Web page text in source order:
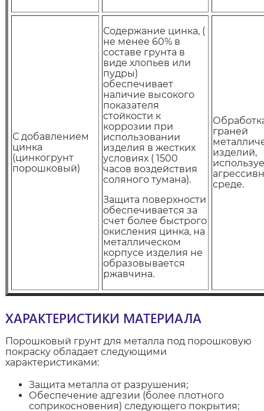
С добавлением
цинка
(цинкогрунт
порошковый)
Содержание цинка, (
не менее 60% в
составе грунта в
виде хлопьев или
пудры)
обеспечивает
наличие высокого
показателя
стойкости к
коррозии при
использовании
изделия в жестких
условиях ( 1500
часов воздействия
соляного тумана).
Защита поверхности
обеспечивается за
счет более быстрого
окисления цинка, на
металлическом
корпусе изделия не
образовывается
ржавчина.
граней
изделий,
среде.
ХАРАКТЕРИСТИКИ МАТЕРИАЛА
Порошковый грунт для металла под порошковую
покраску обладает следующими
характеристиками:
Защита металла от разрушения;
Обеспечение адгезии (более плотного
соприкосновения) следующего покрытия;